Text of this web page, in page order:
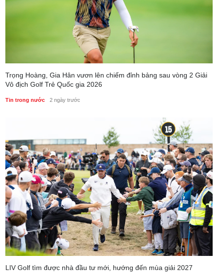
Trọng Hoàng, Gia Hân vươn lên chiếm đỉnh bảng sau vòng 2 Giải
Vô địch Golf Trẻ Quốc gia 2026
Tin trong nước 2 ngày trước
LIV Golf tìm được nhà đầu tư mới, hướng đến mùa giải 2027